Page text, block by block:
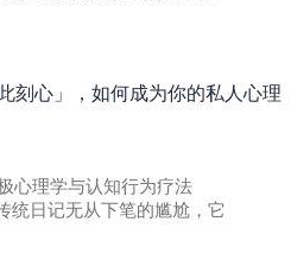
刻心」，如何成为你的私人心理
心理学与认知行为疗法
统日记无从下笔的尴尬，它